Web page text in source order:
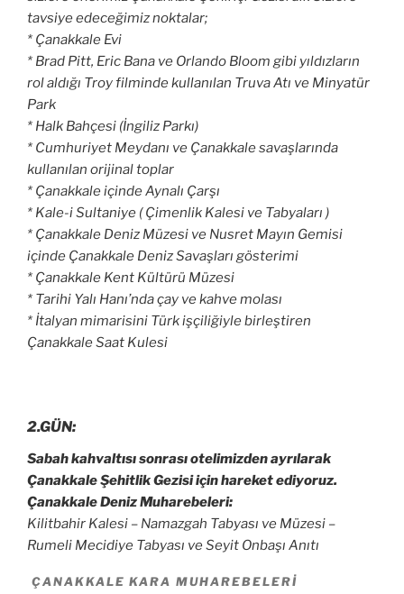
tavsiye edeceğimiz noktalar;
* Çanakkale Evi
* Brad Pitt, Eric Bana ve Orlando Bloom gibi yıldızların
rol aldığı Troy filminde kullanılan Truva Atı ve Minyatür
Park
* Halk Bahçesi (İngiliz Parkı)
* Cumhuriyet Meydanı ve Çanakkalesavaşlarında
kullanılan orijinal toplar
* Çanakkaleiçinde Aynalı Çarşı
* Kale-i Sultaniye ( Çimenlik Kalesi ve Tabyaları )
* Çanakkale Deniz Müzesi ve Nusret Mayın Gemisi
içinde Çanakkale Deniz Savaşları gösterimi
* Çanakkale Kent Kültürü Müzesi
* Tarihi Yalı Hanı’nda çay ve kahve molası
* İtalyan mimarisini Türk işçiliğiyle birleştiren
Çanakkale Saat Kulesi
2.GÜN:
Sabah kahvaltısı sonrası otelimizden ayrılarak
Çanakkale Şehitlik Gezisi için hareket ediyoruz.
Çanakkale Deniz Muharebeleri:
Kilitbahir Kalesi – Namazgah Tabyası ve Müzesi –
Rumeli Mecidiye Tabyası ve Seyit Onbaşı Anıtı
ÇANAKKALE KARA MUHAREBELERI